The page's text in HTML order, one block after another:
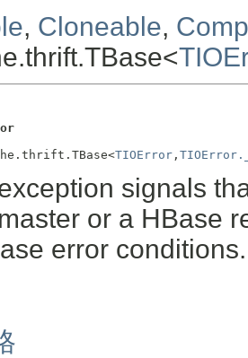
, Cloneable,
TIOError ,
signals
or a HBase
error conditions.